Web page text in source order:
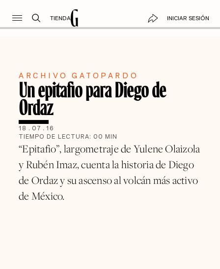
TIENDA INICIAR SESIÓN
ARCHIVO GATOPARDO
Un epitafio para Diego de
Ordaz
18 . 07 . 16
TIEMPO DE LECTURA: 00 MIN
“Epitafio”, largometraje de Yulene Olaizola
y Rubén Imaz, cuenta la historia de Diego
de Ordaz y su ascenso al volcán más activo
de México.